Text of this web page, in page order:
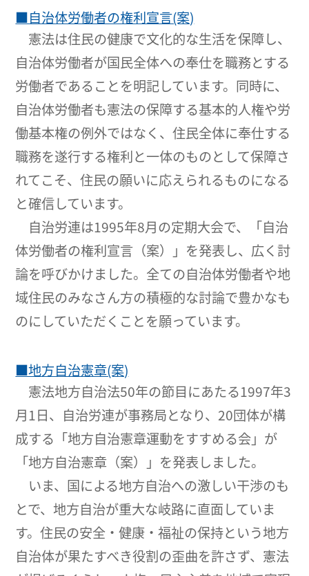
■自治体労働者の権利宣言(案)
憲法は住民の健康で文化的な生活を保障し、
自治体労働者が国民全体への奉仕を職務とする
労働者であることを明記しています。同時に、
自治体労働者も憲法の保障する基本的人権や労
働基本権の例外ではなく、住民全体に奉仕する
職務を遂行する権利と一体のものとして保障さ
れてこそ、住民の願いに応えられるものになる
と確信しています。
自治労連は1995年8月の定期大会で、「自治
体労働者の権利宣言（案）」を発表し、広く討
論を呼びかけました。全ての自治体労働者や地
域住民のみなさん方の積極的な討論で豊かなも
のにしていただくことを願っています。
■地方自治憲章(案)
憲法地方自治法50年の節目にあたる1997年3
月1日、自治労連が事務局となり、20団体が構
成する「地方自治憲章運動をすすめる会」が
「地方自治憲章（案）」を発表しました。
いま、国による地方自治への激しい干渉のも
とで、地方自治が重大な岐路に直面していま
す。住民の安全・健康・福祉の保持という地方
自治体が果たすべき役割の歪曲を許さず、憲法